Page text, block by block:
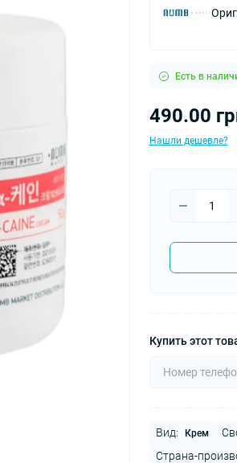
Есть в
490.00
Нашли дешевле?
Купить этот
Вид: Крем
Страна-